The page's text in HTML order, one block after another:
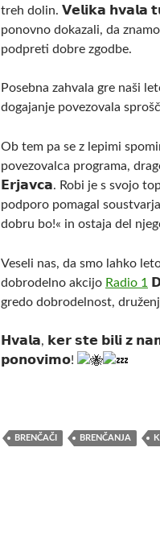
treh dolin. 𝗩𝗲𝗹𝗶𝗸𝗮 𝗵𝘃𝗮𝗹𝗮
ponovno dokazali, da
podpreti dobre zgodbe.
Posebna zahvala gre naši
dogajanje povezovala
Ob tem pa se z lepimi
povezovalca programa,
𝗘𝗿𝗷𝗮𝘃𝗰𝗮. Robi je s svojo
podporo pomagal
dobru bo!« in ostaja del
Veseli nas, da smo lahko
dobrodelno akcijo Radio 1
gredo dobrodelnost,
𝗛𝘃𝗮𝗹𝗮, 𝗸𝗲𝗿 𝘀𝘁𝗲 𝗯𝗶𝗹𝗶 𝘇
𝗽𝗼𝗻𝗼𝘃𝗶𝗺𝗼!
BRENČAČI BRENČANJA